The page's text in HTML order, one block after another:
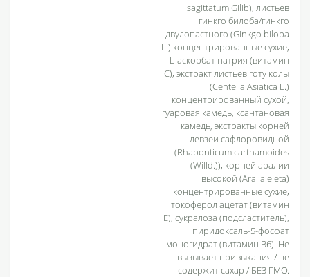
sagittatum Gilib), листьев
гинкго билоба/гинкго
двулопастного (Ginkgo biloba
L.) концентрированные сухие,
L-аскорбат натрия (витамин
С), экстракт листьев готу колы
(Centella Asiatica L.)
концентрированный сухой,
гуаровая камедь, ксантановая
камедь, экстракты корней
левзеи сафлоровидной
(Rhaponticum carthamoides
(Willd.)), корней аралии
высокой (Aralia eleta)
концентрированные сухие,
токоферол ацетат (витамин
Е), сукралоза (подсластитель),
пиридоксаль-5-фосфат
моногидрат (витамин В6). Не
вызывает привыкания / не
содержит сахар / БЕЗ ГМО.